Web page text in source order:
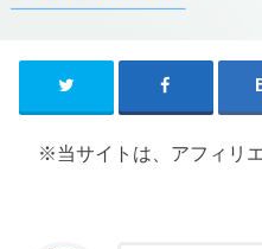
※当サイトは、アフィリ